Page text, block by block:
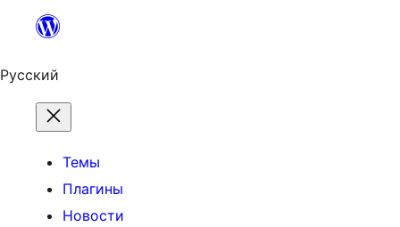
Перейти
содержимому
Русский
Темы
Плагины
Новости